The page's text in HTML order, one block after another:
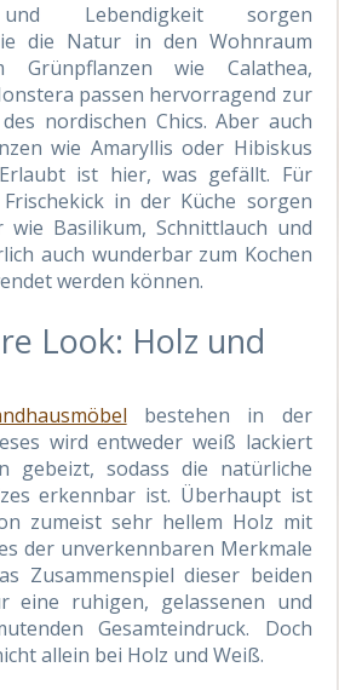
Lebendigkeit sorgen
die Natur in den Wohnraum
wie Calathea,
passen hervorragend zur
nordischen Chics. Aber auch
wie Amaryllis oder Hibiskus
ist hier, was gefällt. Für
in der Küche sorgen
Basilikum, Schnittlauch und
auch wunderbar zum Kochen
werden können.
Look: Holz und
bestehen in der
wird entweder weiß lackiert
gebeizt, sodass die natürliche
erkennbar ist. Überhaupt ist
zumeist sehr hellem Holz mit
der unverkennbaren Merkmale
Zusammenspiel dieser beiden
eine ruhigen, gelassenen und
Gesamteindruck. Doch
allein bei Holz und Weiß.